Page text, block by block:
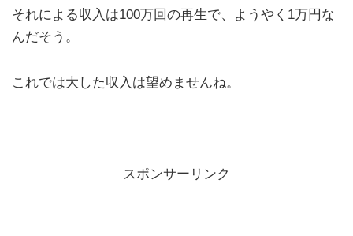
それによる収入は100万回の再生で、ようやく1万円な
んだそう。
これでは大した収入は望めませんね。
スポンサーリンク